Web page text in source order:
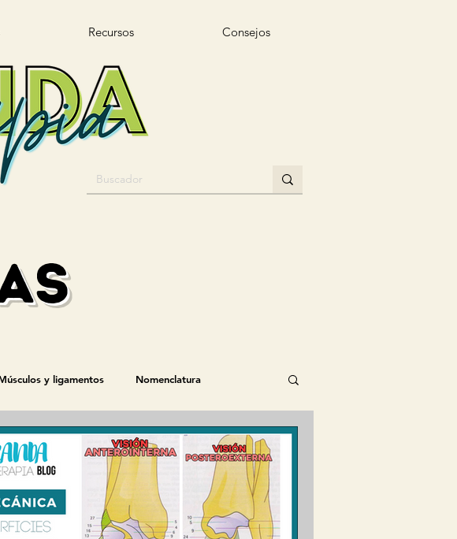
Recursos Consejos
y ligamentos Nomenclatura
Muñeca Rodilla Tobillo Pie
Sistema Respiratorio Sistema Endocrino